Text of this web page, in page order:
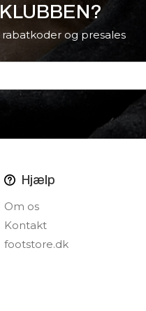
og presales
Hjælp
Om os
Kontakt
footstore.dk